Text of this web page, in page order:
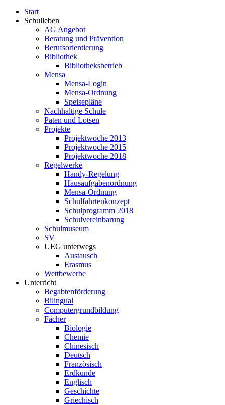
Start
Schulleben
AG Angebot
Beratung und Prävention
Berufsorientierung
Bibliothek
Bibliotheksbetrieb
Mensa
Mensa-Login
Mensa-Ordnung
Speisepläne
Nachhaltige Schule
Paten und Lotsen
Projekte
Projektwoche 2013
Projektwoche 2015
Projektwoche 2018
Regelwerke
Handy-Regelung
Hausaufgabenordnung
Mensa-Ordnung
Schulfahrtenkonzept
Schulprogramm 2018
Schulvereinbarung
Schulmuseum
SV
UEG unterwegs
Austausch
Erasmus
Wettbewerbe
Unterricht
Begabtenförderung
Bilingual
Computergrundbildung
Fächer
Biologie
Chemie
Chinesisch
Deutsch
Französisch
Erdkunde
Englisch
Geschichte
Griechisch